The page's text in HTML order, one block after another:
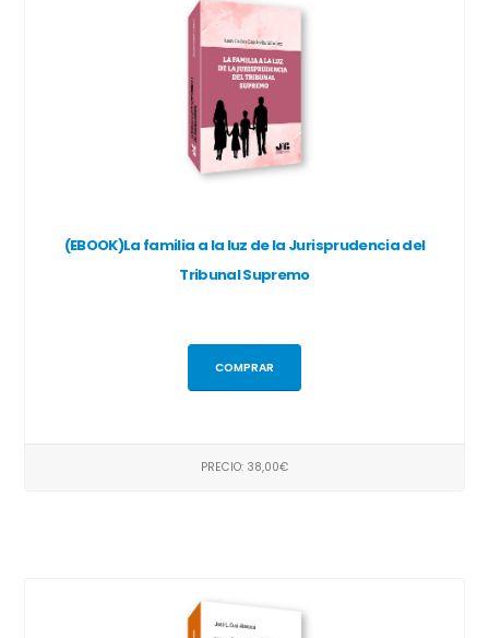
(EBOOK)La familia a la luz de la Jurisprudencia del
Tribunal Supremo
COMPRAR
PRECIO: 38,00€